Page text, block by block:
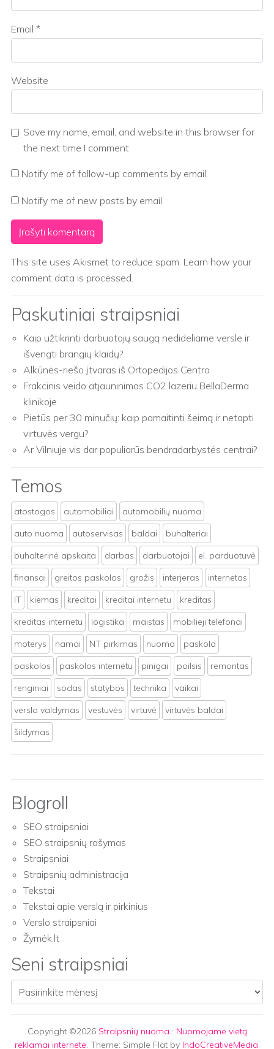
Email *
Website
Save my name, email, and website in this browser for
the next time I comment
Notify me of follow-up comments by email.
Notify me of new posts by email.
This site uses Akismet to reduce spam. Learn how your
comment data is processed.
Paskutiniai straipsniai
Kaip užtikrinti darbuotojų saugą nedideliame versle ir
išvengti brangių klaidų?
Alkūnės-riešo įtvaras iš Ortopedijos Centro
Frakcinis veido atjauninimas CO2 lazeriu BellaDerma
klinikoje
Pietūs per 30 minučių: kaip pamaitinti šeimą ir netapti
virtuvės vergu?
Ar Vilniuje vis dar populiarūs bendradarbystės centrai?
Temos
atostogos automobiliai
automobilių nuoma
auto nuoma
autoservisas baldai
buhalteriai
buhalterinė apskaita
darbas darbuotojai
el. parduotuvė
finansai
greitos paskolos grožis interjeras
internetas
IT
kiemas kreditai kreditai internetu
kreditas
kreditas internetu
logistika maistas
mobilieji telefonai
moterys
namai NT pirkimas nuoma
paskola
paskolos
paskolos internetu pinigai poilsis
remontas
renginiai
sodas statybos technika
vaikai
verslo valdymas
vestuvės virtuvė
virtuvės baldai
šildymas
Blogroll
SEO straipsniai
SEO straipsnių rašymas
Straipsniai
Straipsnių administracija
Tekstai
Tekstai apie verslą ir pirkinius
Verslo straipsniai
Žymėk.lt
Seni straipsniai
Seni straipsniai
Copyright ©2026 Straipsnių nuoma : Nuomojame vietą
reklamai internete. Theme: Simple Flat by IndoCreativeMedia.